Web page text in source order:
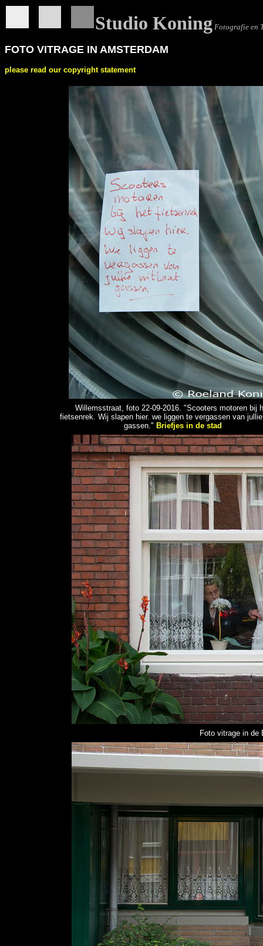
Studio Koning Fotografie en
FOTO VITRAGE IN AMSTERDAM
please read our copyright statement
Willemsstraat, foto 22-09-2016. "Scooters motoren bij
fietsenrek. Wij slapen hier. we liggen te vergassen van
gassen." Briefjes in de stad
Foto vitragein de